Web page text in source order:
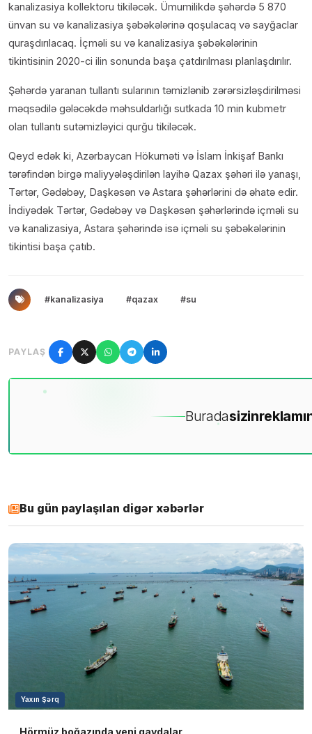
kanalizasiya kollektoru tikiləcək. Ümumilikdə şəhərdə 5 870
ünvan su və kanalizasiya şəbəkələrinə qoşulacaq və sayğaclar
quraşdırılacaq. İçməli su və kanalizasiya şəbəkələrinin
tikintisinin 2020-ci ilin sonunda başa çatdırılması planlaşdırılır.
Şəhərdə yaranan tullantı sularının təmizlənib zərərsizləşdirilməsi
məqsədilə gələcəkdə məhsuldarlığı sutkada 10 min kubmetr
olan tullantı sutəmizləyici qurğu tikiləcək.
Qeyd edək ki, Azərbaycan Hökuməti və İslam İnkişaf Bankı
tərəfindən birgə maliyyələşdirilən layihə Qazax şəhəri ilə yanaşı,
Tərtər, Gədəbəy, Daşkəsən və Astara şəhərlərini də əhatə edir.
İndiyədək Tərtər, Gədəbəy və Daşkəsən şəhərlərində içməli su
və kanalizasiya, Astara şəhərində isə içməli su şəbəkələrinin
tikintisi başa çatıb.
#kanalizasiya #qazax #su
PAYLAŞ
Buradasizin
Bu gün paylaşılan digər xəbərlər
Yaxın Şərq
Hörmüz boğazında yeni qaydalar